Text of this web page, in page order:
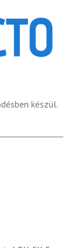
készül.